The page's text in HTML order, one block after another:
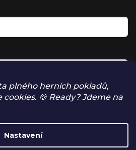
plného herních pokladů,
🍪 Ready? Jdeme na
Nastavení